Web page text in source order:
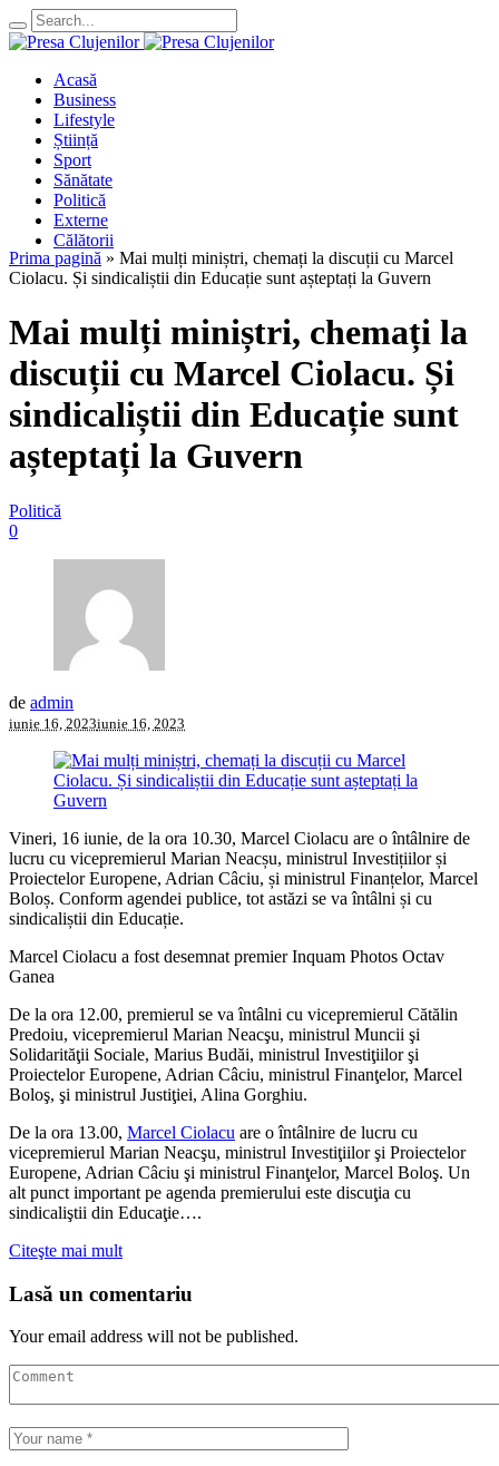
Acasă
Business
Lifestyle
Știință
Sport
Sănătate
Politică
Externe
Călătorii
Prima pagină » Mai mulți miniștri, chemați la discuții cu Marcel
Ciolacu. Și sindicaliștii din Educație sunt așteptați la Guvern
Mai mulți miniștri, chemați la
discuții cu Marcel Ciolacu. Și
sindicaliștii din Educație sunt
așteptați la Guvern
Politică
0
de admin
iunie 16, 2023iunie 16, 2023
Vineri, 16 iunie, de la ora 10.30, Marcel Ciolacu are o întâlnire de
lucru cu vicepremierul Marian Neacșu, ministrul Investițiilor și
Proiectelor Europene, Adrian Câciu, și ministrul Finanțelor, Marcel
Boloș. Conform agendei publice, tot astăzi se va întâlni și cu
sindicaliștii din Educație.
Marcel Ciolacu a fost desemnat premier Inquam Photos Octav
Ganea
De la ora 12.00, premierul se va întâlni cu vicepremierul Cătălin
Predoiu, vicepremierul Marian Neacşu, ministrul Muncii şi
Solidarităţii Sociale, Marius Budăi, ministrul Investiţiilor şi
Proiectelor Europene, Adrian Câciu, ministrul Finanţelor, Marcel
Boloş, şi ministrul Justiţiei, Alina Gorghiu.
De la ora 13.00, Marcel Ciolacu are o întâlnire de lucru cu
vicepremierul Marian Neacşu, ministrul Investiţiilor şi Proiectelor
Europene, Adrian Câciu şi ministrul Finanţelor, Marcel Boloş. Un
alt punct important pe agenda premierului este discuţia cu
sindicaliştii din Educaţie….
Citeşte mai mult
Lasă un comentariu
Your email address will not be published.